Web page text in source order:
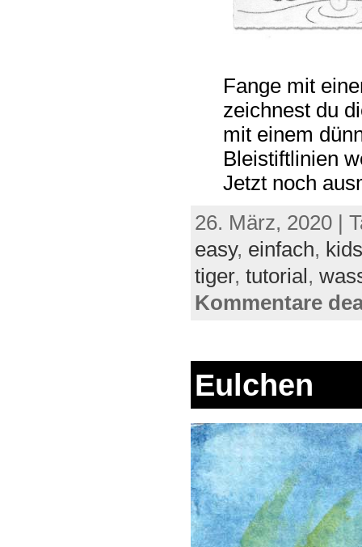
Fange mit
zeichnest du
mit einem
Bleistiftlinien
Jetzt noch
26. März, 2020 |
easy, einfach, kids
tiger, tutorial ,
Kommentare
Eulchen